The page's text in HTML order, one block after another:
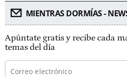
MIENTRAS DORMÍAS -
Apúntate gratis y recibe cada
temas del día